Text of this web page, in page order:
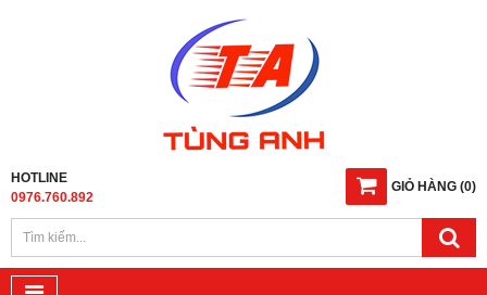
GIỎ HÀNG (0)
HOTLINE
0976.760.892